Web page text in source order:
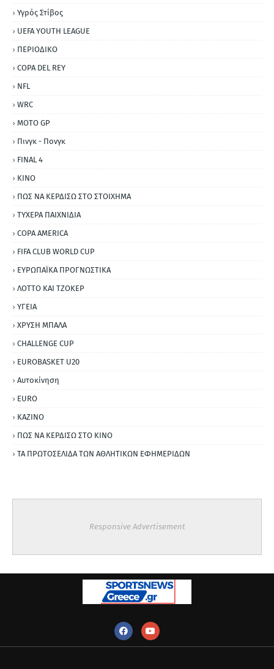
Υγρός Στίβος
UEFA YOUTH LEAGUE
ΠΕΡΙΟΔΙΚΟ
COPA DEL REY
NFL
WRC
MOTO GP
Πινγκ - Πονγκ
FINAL 4
ΚΙΝΟ
ΠΩΣ ΝΑ ΚΕΡΔΙΣΩ ΣΤΟ ΣΤΟΙΧΗΜΑ
ΤΥΧΕΡΑ ΠΑΙΧΝΙΔΙΑ
COPA AMERICA
FIFA CLUB WORLD CUP
ΕΥΡΩΠΑΪΚΑ ΠΡΟΓΝΩΣΤΙΚΑ
ΛΟΤΤΟ ΚΑΙ ΤΖΟΚΕΡ
ΥΓΕΙΑ
ΧΡΥΣΗ ΜΠΑΛΑ
CHALLENGE CUP
EUROBASKET U20
Αυτοκίνηση
ΕURO
ΚΑΖΙΝΟ
ΠΩΣ ΝΑ ΚΕΡΔΙΣΩ ΣΤΟ ΚΙΝΟ
ΤΑ ΠΡΩΤΟΣΕΛΙΔΑ ΤΩΝ ΑΘΛΗΤΙΚΩΝ ΕΦΗΜΕΡΙΔΩΝ
Responsive Advertisement